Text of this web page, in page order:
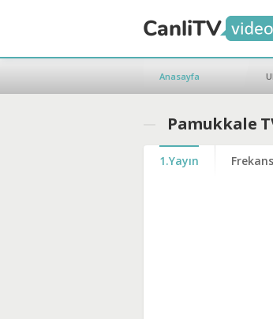
Anasayfa
Pamukkale
1.Yayın